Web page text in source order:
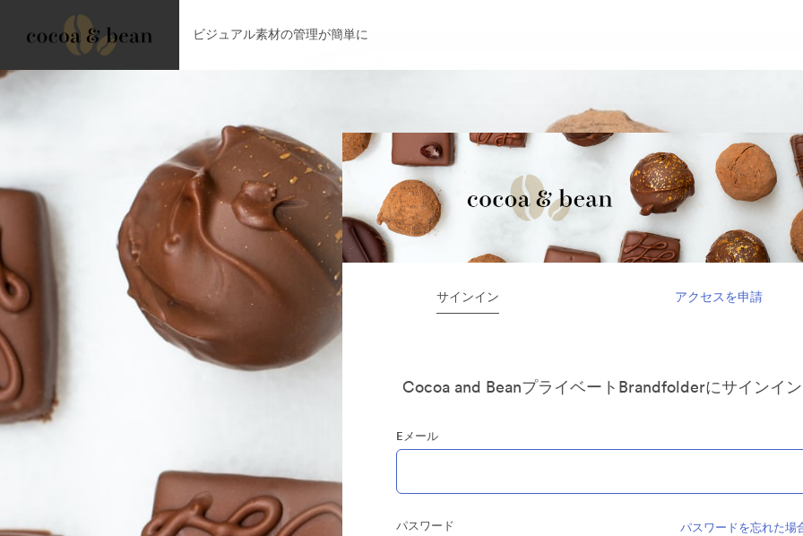
ビジュアル素材の管理が簡単に
サインイン アクセスを申請
Cocoa and BeanプライベートBrandfolderにサインイン
Eメール
パスワード パスワードを忘れた場